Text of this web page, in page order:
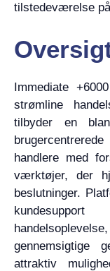
tilstedeværelse
Immediate
strømline
tilbyder en
handlere med
værktøjer, der
beslutninger.
gennemsigtige
attraktiv